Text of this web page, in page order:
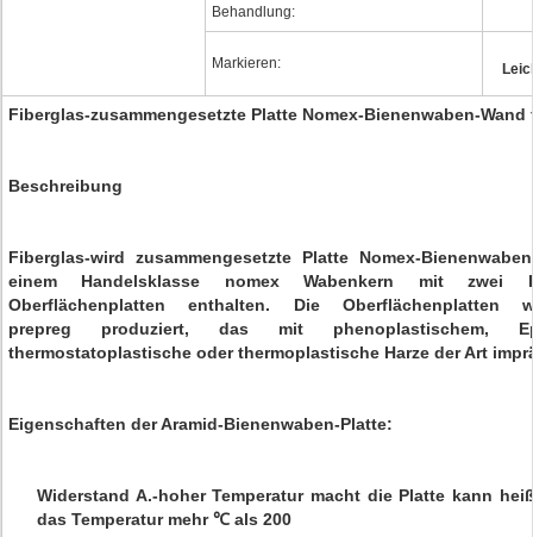
Behandlung:
Markieren:
Fiberglas-zusammengesetzte Platte Nomex-Bienenwaben-
Beschreibung
Fiberglas-wird zusammengesetzte Platte Nomex-
einem Handelsklasse nomex Wabenkern mit zwei
Oberflächenplatten enthalten. Die Oberflächenplatten
prepreg produziert, das mit phenoplastischem,
thermostatoplastische oder thermoplastische Harze der Art
Eigenschaften der Aramid-Bienenwaben-Platte:
Widerstand A.-hoher Temperatur macht die Platte kann
das Temperatur mehr ℃ als 200